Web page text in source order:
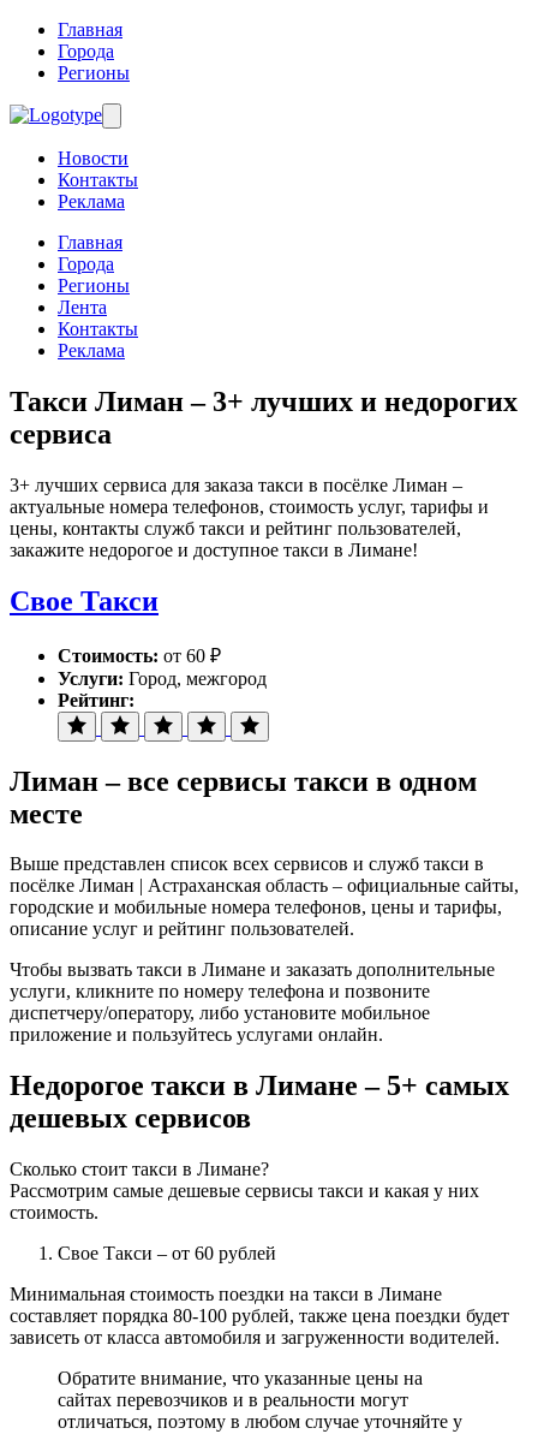
Главная
Города
Регионы
Новости
Контакты
Реклама
Главная
Города
Регионы
Лента
Контакты
Реклама
Такси Лиман– 3+ лучших и недорогих
сервиса
3+ лучших сервиса для заказа такси в посёлке Лиман –
актуальные номера телефонов, стоимость услуг, тарифы и
цены, контакты служб такси и рейтинг пользователей,
закажите недорогое и доступное такси в Лимане!
Свое Такси
Стоимость: от 60 ₽
Услуги: Город, межгород
Рейтинг:
Лиман – все сервисы такси в одном
месте
Выше представлен список всех сервисов и служб такси в
посёлке Лиман | Астраханская область – официальные сайты,
городские и мобильные номера телефонов, цены и тарифы,
описание услуг и рейтинг пользователей.
Чтобы вызвать такси в Лимане и заказать дополнительные
услуги, кликните по номеру телефона и позвоните
диспетчеру/оператору, либо установите мобильное
приложение и пользуйтесь услугами онлайн.
Недорогое такси в Лимане – 5+ самых
дешевых сервисов
Сколько стоит такси в Лимане?
Рассмотрим самые дешевые сервисы такси и какая у них
стоимость.
Свое Такси – от 60 рублей
Минимальная стоимость поездки на такси в Лимане
составляет порядка 80-100 рублей, также цена поездки будет
зависеть от класса автомобиля и загруженности водителей.
Обратите внимание, что указанные цены на
сайтах перевозчиков и в реальности могут
отличаться, поэтому в любом случае уточняйте у